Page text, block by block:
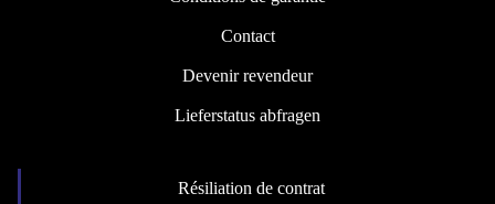
Contact
Devenir revendeur
Lieferstatus abfragen
Résiliation de contrat